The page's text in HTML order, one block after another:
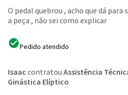
O pedal quebrou , acho que dá
a peça , não sei como explicar
Pedido atendido
Isaac contratou Assistência
Ginástica Elíptico